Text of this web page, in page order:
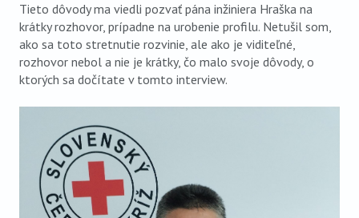
Tieto dôvody ma viedli pozvať pána inžiniera Hraška na
krátky rozhovor, prípadne na urobenie profilu. Netušil som,
ako sa toto stretnutie rozvinie, ale ako je viditeľné,
rozhovor nebol a nie je krátky, čo malo svoje dôvody, o
ktorých sa dočítate v tomto interview.